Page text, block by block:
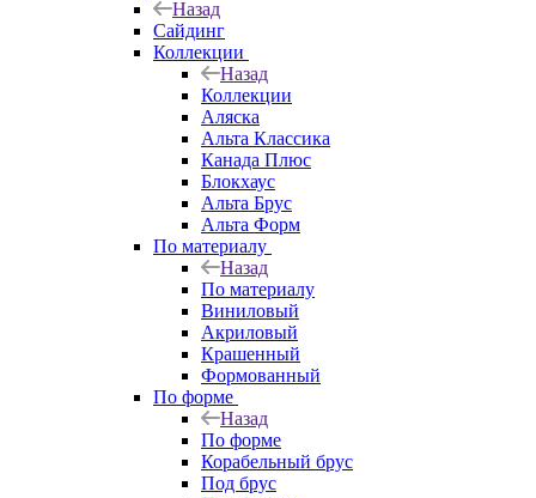
Назад
Сайдинг
Коллекции
Назад
Коллекции
Аляска
Альта Классика
Канада Плюс
Блокхаус
Альта Брус
Альта Форм
По материалу
Назад
По материалу
Виниловый
Акриловый
Крашенный
Формованный
По форме
Назад
По форме
Корабельный брус
Под брус